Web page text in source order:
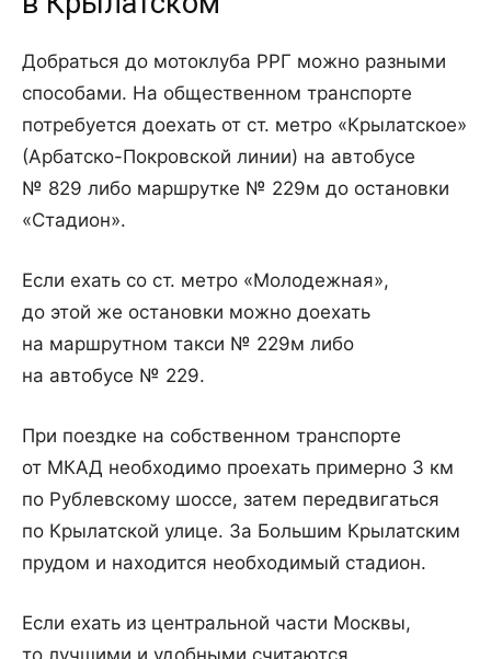
Добраться до мотоклуба РРГ можно разными
способами. На общественном транспорте
потребуется доехать от ст. метро «Крылатское»
(Арбатско-Покровской линии) на автобусе
№ 829 либо маршрутке № 229м до остановки
«Стадион».
Если ехать со ст. метро «Молодежная»,
до этой же остановки можно доехать
на маршрутном такси № 229м либо
на автобусе № 229.
При поездке на собственном транспорте
от МКАД необходимо проехать примерно 3 км
по Рублевскому шоссе, затем передвигаться
по Крылатской улице. За Большим Крылатским
прудом и находится необходимый стадион.
Если ехать из центральной части Москвы,
то лучшими и удобными считаются